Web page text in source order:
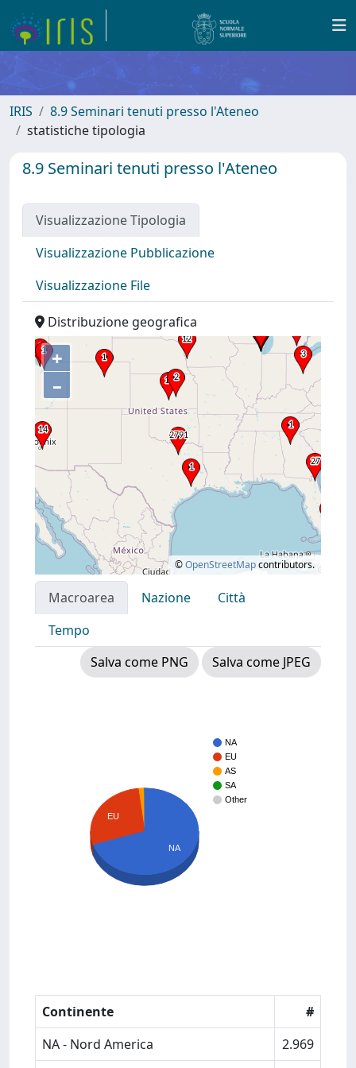
IRIS
8.9 Seminari tenuti presso l'Ateneo
statistiche tipologia
8.9 Seminari tenuti presso l'Ateneo
Visualizzazione Tipologia
Visualizzazione Pubblicazione
Visualizzazione File
Distribuzione geografica
+
–
©OpenStreetMapcontributors.
Macroarea Nazione
Città
Tempo
Salva come PNG
Salva come JPEG
NA
EU
AS
SA
Other
EU
NA
Continente
#
NA - Nord America
2.969